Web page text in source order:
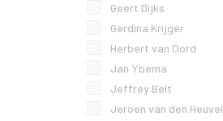
Geert Dijks
Gerdina Krijger
Herbert van Oord
Jan Ybema
Jeffrey Belt
Jeroen van den Heuvel